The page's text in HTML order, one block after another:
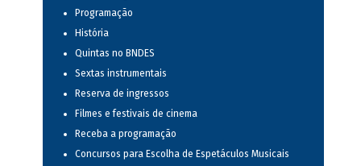
Programação
História
Quintas no BNDES
Sextas instrumentais
Reserva de ingressos
Filmes e festivais de cinema
Receba a programação
Concursos para Escolha de Espetáculos Musicais